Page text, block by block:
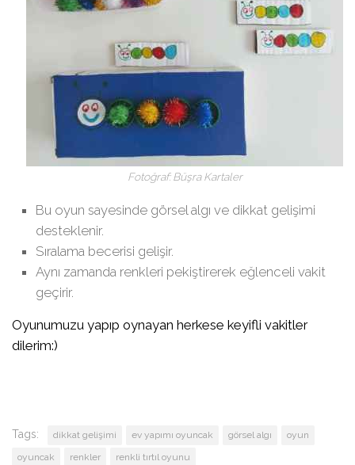
Fotoğraf: Büşra Kartaler
Bu oyun sayesinde görsel algı ve dikkat gelişimi
desteklenir.
Sıralama becerisi gelişir.
Aynı zamanda renkleri pekiştirerek eğlenceli vakit
geçirir.
Oyunumuzu yapıp oynayan herkese keyifli vakitler
dilerim:)
Tags: dikkat gelişimi ev yapımı oyuncak görsel algı
oyun
oyuncak
renkler renkli tırtıl oyunu